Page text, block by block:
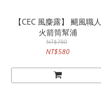
【CEC 風麋露】 颶風職人
火箭筒幫浦
NT$780
NT$580